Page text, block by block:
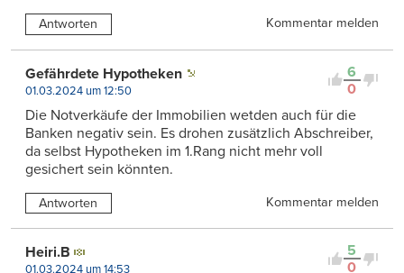
Antworten Kommentar melden
6
0
Gefährdete Hypotheken
01.03.2024 um 12:50
Die Notverkäufe der Immobilien wetden auch für die
Banken negativ sein. Es drohen zusätzlich Abschreiber,
da selbst Hypotheken im 1.Rang nicht mehr voll
gesichert sein könnten.
Antworten Kommentar melden
5
0
Heiri.B
01.03.2024 um 14:53